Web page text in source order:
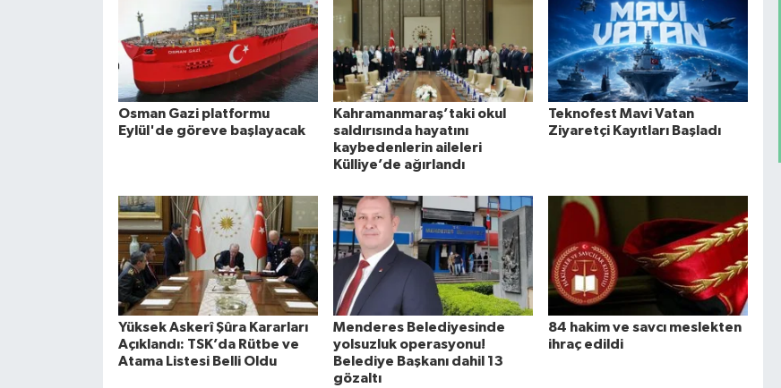
Osman Gazi platformu
Eylül'de göreve başlayacak
Kahramanmaraş’taki okul
saldırısında hayatını
kaybedenlerin aileleri
Külliye’de ağırlandı
Teknofest Mavi Vatan
Ziyaretçi Kayıtları Başladı
Yüksek Askerî Şûra Kararları
Açıklandı: TSK’da Rütbe ve
Atama Listesi Belli Oldu
Menderes Belediyesinde
yolsuzluk operasyonu!
Belediye Başkanı dahil 13
gözaltı
84 hakim ve savcı meslekten
ihraç edildi